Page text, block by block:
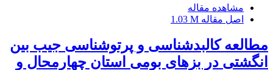
مشاهده مقاله
اصل مقاله 1.03 M
مطالعه کالبدشناسی و پرتوشناسی جیب بین
انگشتی در بزهای بومی استان چهارمحال و